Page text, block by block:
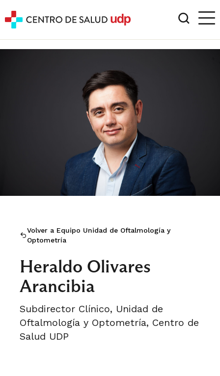
Volver a Equipo Unidad de Oftalmología y
Optometría
Heraldo Olivares
Arancibia
Subdirector Clínico, Unidad de
Oftalmología y Optometría, Centro de
Salud UDP